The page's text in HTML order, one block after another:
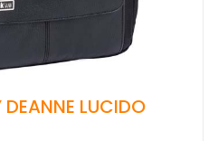
DEANNE LUCIDO